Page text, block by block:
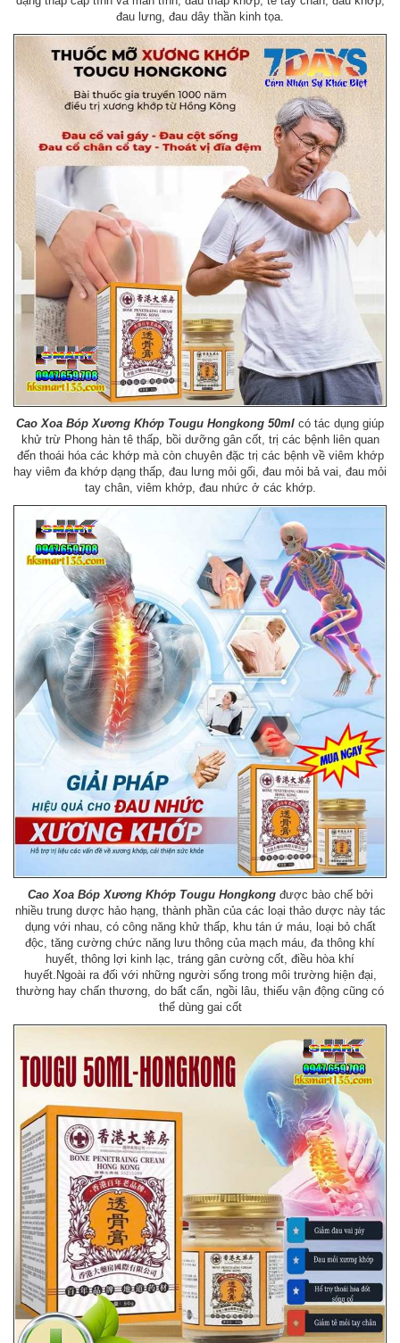
đau lưng, đau dây thần kinh tọa.
Cao Xoa Bóp Xương Khớp Tougu Hongkong 50ml có tác dụng giúp
khử trừ Phong hàn tê thấp, bồi dưỡng gân cốt, trị các bệnh liên quan
đến thoái hóa các khớp mà còn chuyên đặc trị các bệnh về viêm khớp
hay viêm đa khớp dạng thấp, đau lưng mỏi gối, đau mỏi bả vai, đau mỏi
tay chân, viêm khớp, đau nhức ở các khớp.
Cao Xoa Bóp Xương Khớp Tougu Hongkongđược bào chế bởi
nhiều trung dược hảo hạng, thành phần của các loại thảo dược này tác
dụng với nhau, có công năng khử thấp, khu tán ứ máu, loại bỏ chất
độc, tăng cường chức năng lưu thông của mạch máu, đa thông khí
huyết, thông lợi kinh lạc, tráng gân cường cốt, điều hòa khí
huyết.Ngoài ra đối với những người sống trong môi trường hiện đại,
thường hay chấn thương, do bất cẩn, ngồi lâu, thiếu vận động cũng có
thể dùng gai cốt